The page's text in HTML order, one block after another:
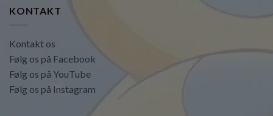
KONTAKT
Kontakt os
Følg os på Facebook
Følg os på YouTube
Følg os på Instagram